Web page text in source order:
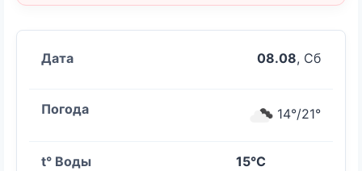
08.08, Сб
14°/21°
15°C